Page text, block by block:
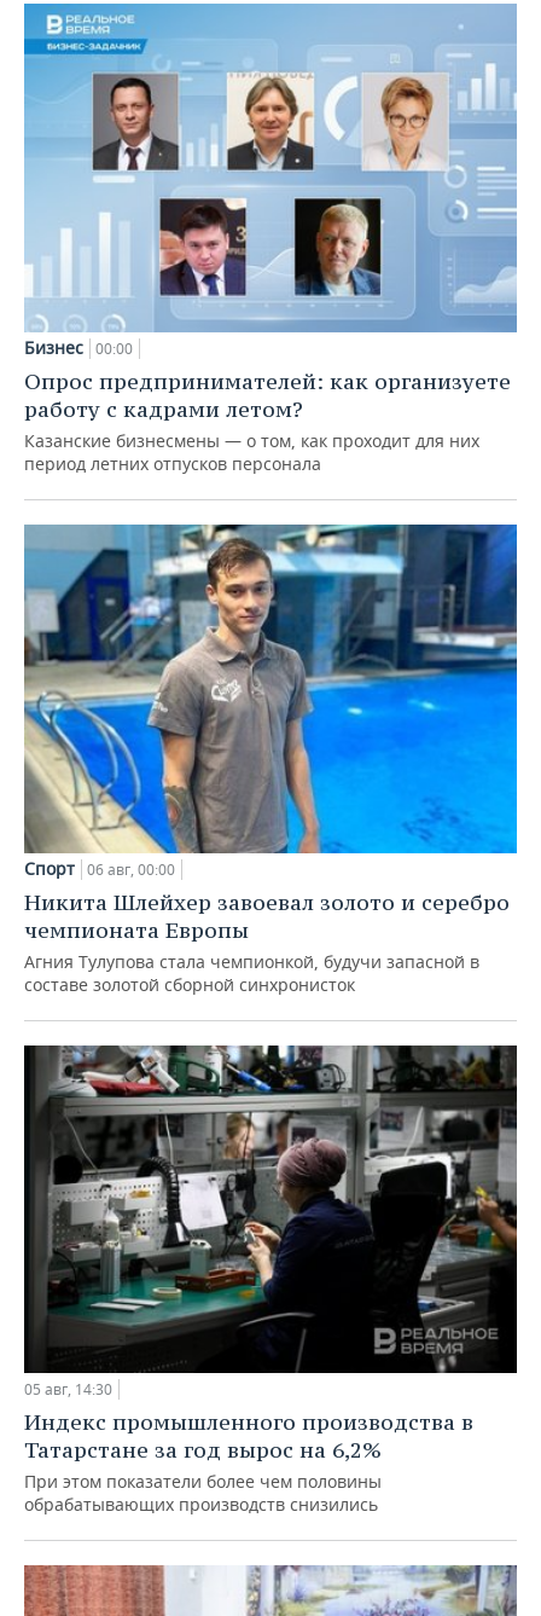
Бизнес 00:00
Опрос предпринимателей: как организуете
работу с кадрами летом?
Казанские бизнесмены — о том, как проходит для них
период летних отпусков персонала
Спорт 06 авг, 00:00
Никита Шлейхер завоевал золото и серебро
чемпионата Европы
Агния Тулупова стала чемпионкой, будучи запасной в
составе золотой сборной синхронисток
05 авг, 14:30
Индекс промышленного производства в
Татарстане за год вырос на 6,2%
При этом показатели более чем половины
обрабатывающих производств снизились